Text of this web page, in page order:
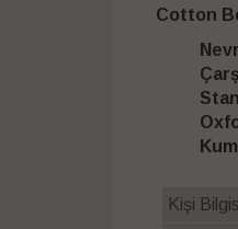
Cotton
Kişi